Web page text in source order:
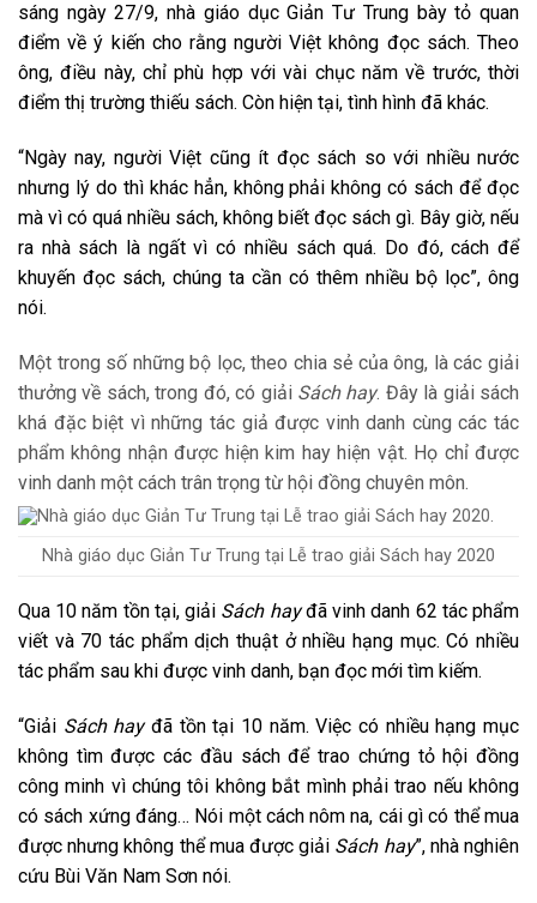
sáng ngày 27/9, nhà giáo dục Giản Tư Trung bày tỏ quan
điểm về ý kiến cho rằng người Việt không đọc sách. Theo
ông, điều này, chỉ phù hợp với vài chục năm về trước, thời
điểm thị trường thiếu sách. Còn hiện tại, tình hình đã khác.
“Ngày nay, người Việt cũng ít đọc sách so với nhiều nước
nhưng lý do thì khác hẳn, không phải không có sách để đọc
mà vì có quá nhiều sách, không biết đọc sách gì. Bây giờ, nếu
ra nhà sách là ngất vì có nhiều sách quá. Do đó, cách để
khuyến đọc sách, chúng ta cần có thêm nhiều bộ lọc”, ông
nói.
Một trong số những bộ lọc, theo chia sẻ của ông, là các giải
thưởng về sách, trong đó, có giải Sách hay. Đây là giải sách
khá đặc biệt vì những tác giả được vinh danh cùng các tác
phẩm không nhận được hiện kim hay hiện vật. Họ chỉ được
vinh danh một cách trân trọng từ hội đồng chuyên môn.
Nhà giáo dục Giản Tư Trung tại Lễ trao giải Sách hay 2020
Qua 10 năm tồn tại, giải Sách hayđã vinh danh 62 tác phẩm
viết và 70 tác phẩm dịch thuật ở nhiều hạng mục. Có nhiều
tác phẩm sau khi được vinh danh, bạn đọc mới tìm kiếm.
“Giải Sách hayđã tồn tại 10 năm. Việc có nhiều hạng mục
không tìm được các đầu sách để trao chứng tỏ hội đồng
công minh vì chúng tôi không bắt mình phải trao nếu không
có sách xứng đáng… Nói một cách nôm na, cái gì có thể mua
được nhưng không thể mua được giải Sách hay”, nhà nghiên
cứu Bùi Văn Nam Sơn nói.